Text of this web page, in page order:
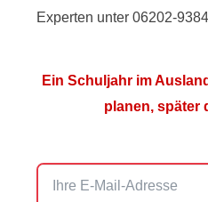
Experten unter 06202-
Ein Schuljahr im
planen, später